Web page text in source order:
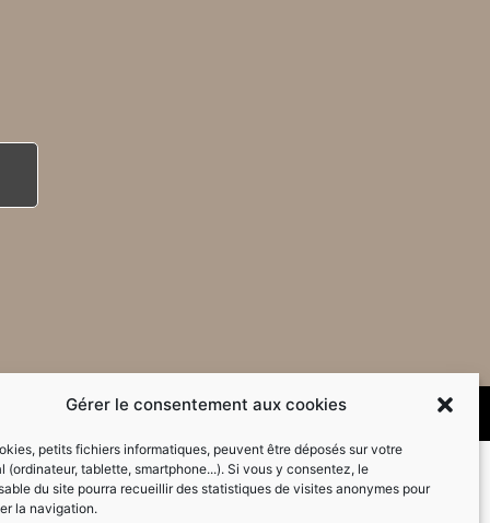
Gérer le consentement aux cookies
petits fichiers informatiques, peuvent être déposés sur votre
(ordinateur, tablette, smartphone...). Si vous y consentez, le
du site pourra recueillir des statistiques de visites anonymes pour
la navigation.